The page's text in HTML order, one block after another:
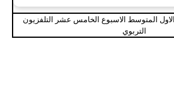
المتوسط الاسبوع الخامس عشر التلفزيون
التربوي